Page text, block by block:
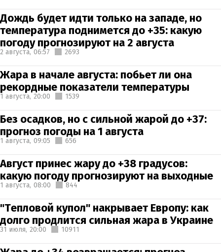
Дождь будет идти только на западе, но
температура поднимется до +35: какую
погоду прогнозируют на 2 августа
2 августа, 06:57 2693
Жара в начале августа: побьет ли она
рекордные показатели температуры
1 августа, 20:00 1539
Без осадков, но с сильной жарой до +37:
прогноз погоды на 1 августа
1 августа, 09:05 656
Август принес жару до +38 градусов:
какую погоду прогнозируют на выходные
1 августа, 08:00 844
"Тепловой купол" накрывает Европу: как
долго продлится сильная жара в Украине
31 июля, 20:00 10911